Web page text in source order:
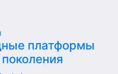
платформы